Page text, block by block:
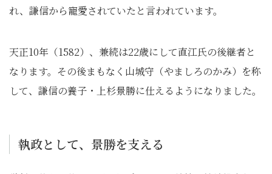
れ、謙信から寵愛されていたと言われています。
天正10年（1582）、兼続は22歳にして直江氏の後継者と
なります。その後まもなく山城守（やましろのかみ）を称
して、謙信の養子・上杉景勝に仕えるようになりました。
執政として、景勝を支える